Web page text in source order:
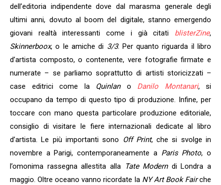
dell’editoria indipendente dove dal marasma generale degli
ultimi anni, dovuto al boom del digitale, stanno emergendo
giovani realtà interessanti come i già citati blisterZine,
Skinnerboox, o le amiche di 3/3. Per quanto riguarda il libro
d’artista composto, o contenente, vere fotografie firmate e
numerate – se parliamo soprattutto di artisti storicizzati –
case editrici come la Quinlano Danilo Montanari, si
occupano da tempo di questo tipo di produzione. Infine, per
toccare con mano questa particolare produzione editoriale,
consiglio di visitare le fiere internazionali dedicate al libro
d’artista. Le più importanti sono
Off Print, che si svolge in
novembre a Parigi, contemporaneamente a Paris Photo, o
l’omonima rassegna allestita alla Tate Moderndi Londra a
maggio. Oltre oceano vanno ricordate la NY Art Book Fairche